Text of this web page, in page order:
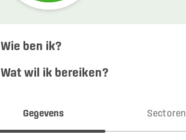
Wie ben ik?
Wat wil ik bereiken?
Gegevens Sectoren